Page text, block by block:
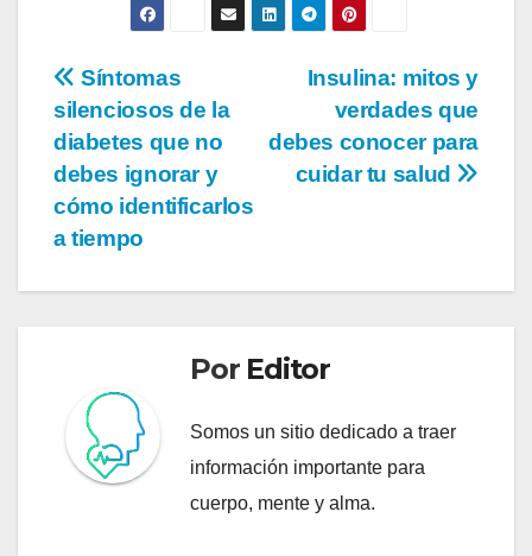
Navegación
de
entradas
Insulina: mitos y
verdades que
debes conocer para
cuidar tu salud
Síntomas
silenciosos de la
diabetes que no
debes ignorar y
cómo identificarlos
a tiempo
Por Editor
Somos un sitio dedicado a traer
información importante para
cuerpo, mente y alma.